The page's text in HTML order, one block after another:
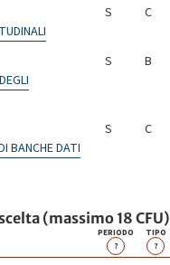
S C
S B
BANCHE DATI
S C
(massimo 18 CFU)
PERIODO
?
TIPO
?